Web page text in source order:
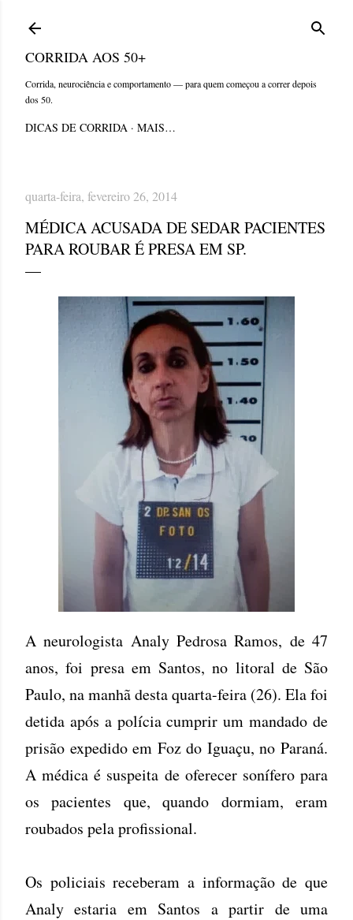
CORRIDA AOS 50+
Corrida, neurociência e comportamento — para quem começou a correr depois
dos 50.
DICAS DE CORRIDA MAIS…
quarta-feira, fevereiro 26, 2014
MÉDICA ACUSADA DE SEDAR PACIENTES
PARA ROUBAR É PRESA EM SP.
A neurologista Analy Pedrosa Ramos, de 47
anos, foi presa em Santos, no litoral de São
Paulo, na manhã desta quarta-feira (26). Ela foi
detida após a polícia cumprir um mandado de
prisão expedido em Foz do Iguaçu, no Paraná.
A médica é suspeita de oferecer sonífero para
os pacientes que, quando dormiam, eram
roubados pela profissional.
Os policiais receberam a informação de que
Analy estaria em Santos a partir de uma